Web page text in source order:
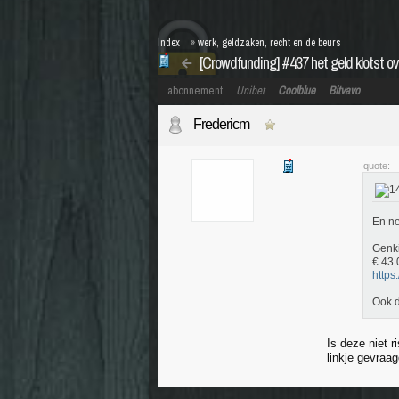
[Crowdfunding] #437 het geld klotst
Index »werk, geldzaken, recht en de beurs
abonnement Unibet Coolblue Bitvavo
Fredericm
quote:
En
€
Ook
Is deze niet
linkje